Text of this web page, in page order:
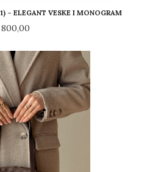
– ELEGANT VESKE I MONOGRAM
800,00